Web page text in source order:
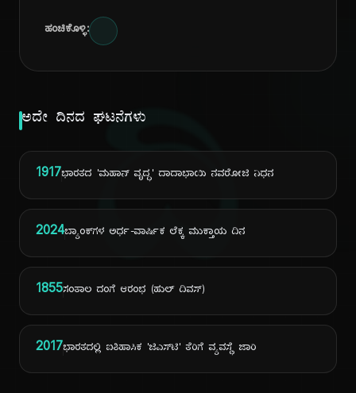
ದಿ
ಹಂಚಿಕೊಳ್ಳಿ:
ಅದೇ ದಿನದ ಘಟನೆಗಳು
1917ಭಾರತದ 'ಮಹಾನ್ ವೃದ್ಧ' ದಾದಾಭಾಯಿ ನವರೋಜಿ ನಿಧನ
2024ಬ್ಯಾಂಕ್‌ಗಳ ಅರ್ಧ-ವಾರ್ಷಿಕ ಲೆಕ್ಕ ಮುಕ್ತಾಯ ದಿನ
1855ಸಂತಾಲ ದಂಗೆ ಆರಂಭ (ಹುಲ್ ದಿವಸ್)
2017ಭಾರತದಲ್ಲಿ ಐತಿಹಾಸಿಕ 'ಜಿಎಸ್‌ಟಿ' ತೆರಿಗೆ ವ್ಯವಸ್ಥೆ ಜಾರಿ